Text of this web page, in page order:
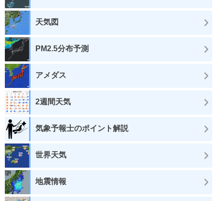
天気図
PM2.5分布予測
アメダス
2週間天気
気象予報士のポイント解説
世界天気
地震情報